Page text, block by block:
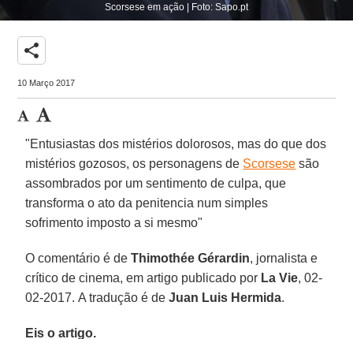
Scorsese em ação | Foto: Sapo.pt
share
10 Março 2017
"Entusiastas dos mistérios dolorosos, mas do que dos
mistérios gozosos, os personagens de Scorsese são
assombrados por um sentimento de culpa, que
transforma o ato da penitencia num simples
sofrimento imposto a si mesmo"
O comentário é de Thimothée Gérardin, jornalista e
crítico de cinema, em artigo publicado por La Vie, 02-
02-2017. A tradução é deJuan Luis Hermida.
Eis o artigo.